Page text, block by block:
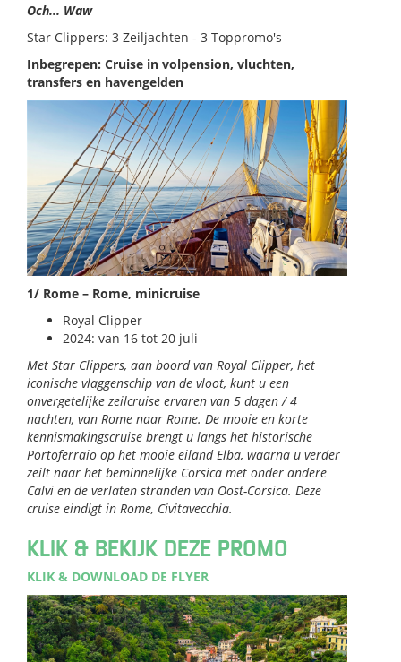
Och... Waw
Star Clippers: 3 Zeiljachten - 3 Toppromo's
Inbegrepen: Cruise in volpension, vluchten,
transfers en havengelden
1/ Rome – Rome, minicruise
Royal Clipper
2024: van 16 tot 20 juli
Met Star Clippers, aan boord van Royal Clipper, het
iconische vlaggenschip van de vloot, kunt u een
onvergetelijke zeilcruise ervaren van 5 dagen / 4
nachten, van Rome naar Rome. De mooie en korte
kennismakingscruise brengt u langs het historische
Portoferraio op het mooie eiland Elba, waarna u verder
zeilt naar het beminnelijke Corsica met onder andere
Calvi en de verlaten stranden van Oost-Corsica. Deze
cruise eindigt in Rome, Civitavecchia.
KLIK & BEKIJK DEZE PROMO
KLIK & DOWNLOAD DE FLYER